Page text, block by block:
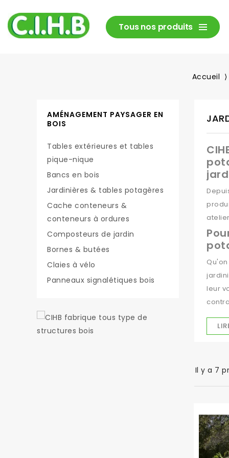
Tous nos produits
Accueil
AMÉNAGEMENT PAYSAGER EN
BOIS
Tables extérieures et tables
pique-nique
Bancs en bois
Jardinières & tables potagères
Cache conteneurs &
conteneurs à ordures
Composteurs de jardin
Bornes & butées
Claies à vélo
Panneaux signalétiques bois
leur
La
A
Il y a 7